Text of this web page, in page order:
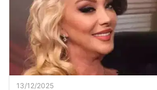
13/12/2025